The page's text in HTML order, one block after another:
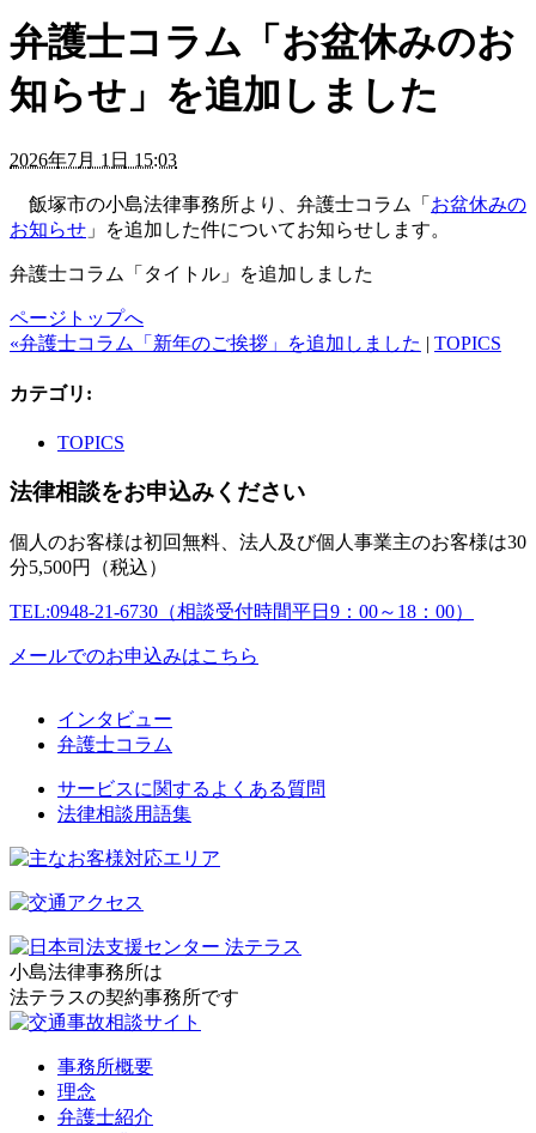
弁護士コラム「お盆休みのお
知らせ」を追加しました
2026年7月 1日 15:03
飯塚市の小島法律事務所より、弁護士コラム「 お盆休みの
お知らせ 」を追加した件についてお知らせします。
弁護士コラム「タイトル」を追加しました
ページトップへ
«弁護士コラム「新年のご挨拶」を追加しました | TOPICS
カテゴリ :
TOPICS
法律相談をお申込みください
個人のお客様は初回無料、法人及び個人事業主のお客様は30
分5,500円（税込）
TEL:0948-21-6730（相談受付時間平日9：00～18：00）
メールでのお申込みはこちら
インタビュー
弁護士コラム
サービスに関するよくある質問
法律相談用語集
小島法律事務所は
法テラスの契約事務所です
事務所概要
理念
弁護士紹介